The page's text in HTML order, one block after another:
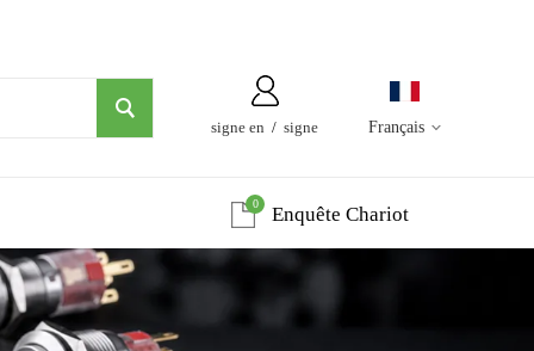
Français
signe en / signe
Enquête Chariot
0